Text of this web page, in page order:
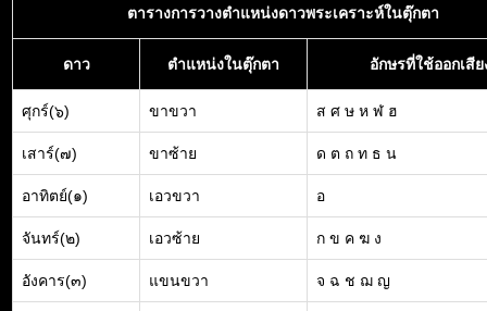
ตารางการวางตำแหน่งดาวพระเคราะห์ในตุ๊กตา
ดาว ตำแหน่งในตุ๊กตา อักษรที่ใช้ออกเสีย
ศุกร์(๖) ขาขวา ส ศ ษ ห ฬ ฮ
เสาร์(๗) ขาซ้าย ด ต ถ ท ธ น
อาทิตย์(๑) เอวขวา อ
จันทร์(๒) เอวซ้าย ก ข ค ฆ ง
อังคาร(๓) แขนขวา จ ฉ ช ฌ ญ